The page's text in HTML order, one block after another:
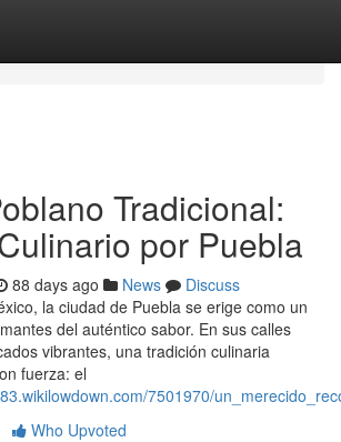
Tradicional:
por Puebla
88 days ago News
Discuss
la ciudad de Puebla se erige como un
del auténtico sabor. En sus calles
vibrantes, una tradición culinaria
fuerza: el
7501970/
Who Upvoted